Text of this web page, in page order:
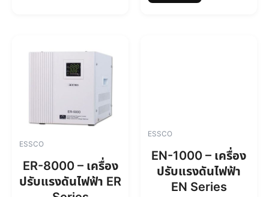
ESSCO
ER-8000 – เครื่อง
ปรับแรงดันไฟฟ้า ER
ESSCO
EN-1000 – เครื่อง
ปรับแรงดันไฟฟ้า
EN Series